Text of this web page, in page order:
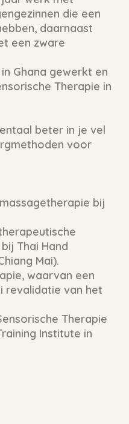
die een
daarnaast
een zware
Ghana gewerkt en
Therapie in
beter in je vel
voor
bij
Thai Hand
Mai).
waarvan een
revalidatie van het
Therapie
Institute in